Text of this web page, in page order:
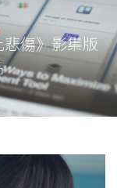
傷》影集版